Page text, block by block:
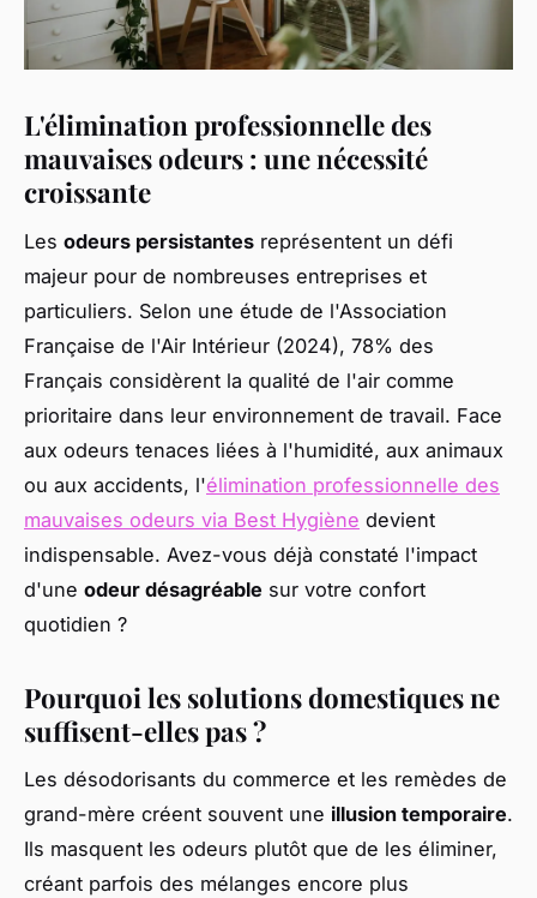
L'élimination professionnelle des
mauvaises odeurs : une nécessité
croissante
Les odeurs persistantes représentent un défi
majeur pour de nombreuses entreprises et
particuliers. Selon une étude de l'Association
Française de l'Air Intérieur (2024), 78% des
Français considèrent la qualité de l'air comme
prioritaire dans leur environnement de travail. Face
aux odeurs tenaces liées à l'humidité, aux animaux
ou aux accidents, l'élimination professionnelle des
mauvaises odeurs via Best Hygiène devient
indispensable. Avez-vous déjà constaté l'impact
d'une odeur désagréable sur votre confort
quotidien ?
Pourquoi les solutions domestiques ne
suffisent-elles pas ?
Les désodorisants du commerce et les remèdes de
grand-mère créent souvent une illusion temporaire.
Ils masquent les odeurs plutôt que de les éliminer,
créant parfois des mélanges encore plus